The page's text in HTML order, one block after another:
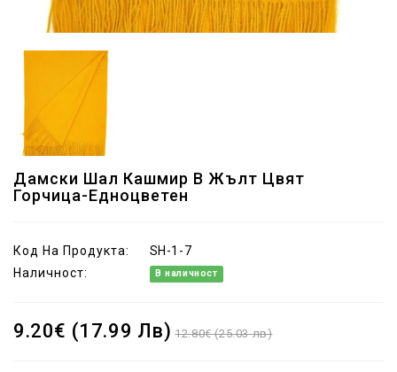
Дамски Шал Кашмир В Жълт Цвят
Горчица-Едноцветен
Код На Продукта:
SH-1-7
Наличност:
В наличност
9.20€ (17.99 Лв) 12.80€ (25.03 лв)